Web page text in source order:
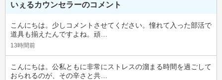
いぇるカウンセラーのコメント
こんにちは。少しコメントさせてください。憧れて入った部活で
道具も揃えたんですよね。頑…
13時間前
こんにちは。公私ともに非常にストレスの溜まる時間を過ごして
おられるのが、その辛さと共…